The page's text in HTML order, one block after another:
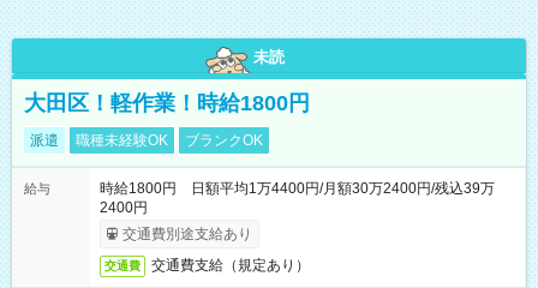
未読
大田区！軽作業！時給1800円
派遣 職種未経験OK ブランクOK
給与
時給1800円 日額平均1万4400円/月額30万2400円/残込39万
2400円
交通費別途支給あり
交通費 交通費支給（規定あり）